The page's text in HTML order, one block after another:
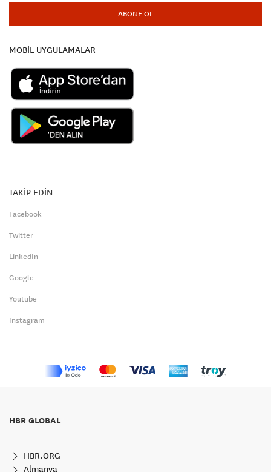
ABONE OL
MOBİL UYGULAMALAR
TAKİP EDİN
Facebook
Twitter
LinkedIn
Google+
Youtube
Instagram
HBR GLOBAL
HBR.ORG
Almanya